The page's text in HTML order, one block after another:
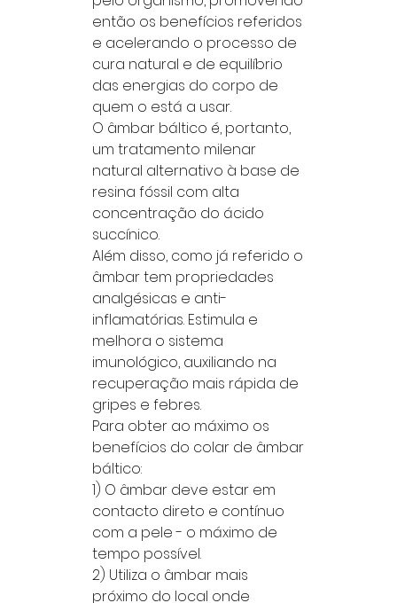
então os benefícios referidos
e acelerando o processo de
cura natural e de equilíbrio
das energias do corpo de
quem o está a usar.
O âmbar báltico é, portanto,
um tratamento milenar
natural alternativo à base de
resina fóssil com alta
concentração do ácido
succínico.
Além disso, como já referido o
âmbar tem propriedades
analgésicas e anti-
inflamatórias. Estimula e
melhora o sistema
imunológico, auxiliando na
recuperação mais rápida de
gripes e febres.
Para obter ao máximo os
benefícios do colar de âmbar
báltico:
1) O âmbar deve estar em
contacto direto e contínuo
com a pele - o máximo de
tempo possível.
2) Utiliza o âmbar mais
próximo do local onde